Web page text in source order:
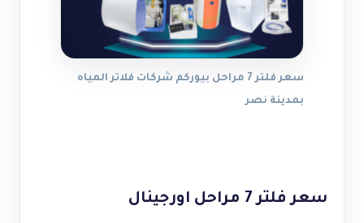
سعر فلتر 7 مراحل بيوركم شركات فلاتر المياه
بمدينة نصر
سعر فلتر 7 مراحل اورجينال